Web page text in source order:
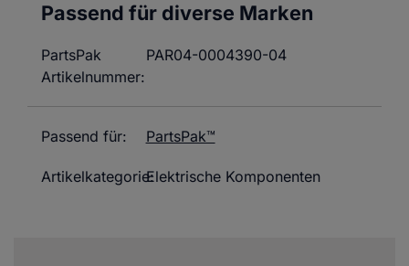
Passend für diverse Marken
PartsPak
Artikelnummer:
PAR04-0004390-04
Passend für: PartsPak™
Artikelkategorie:Elektrische Komponenten